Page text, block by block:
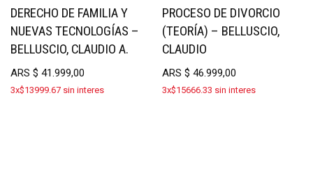
DERECHO DE FAMILIA Y
NUEVAS TECNOLOGÍAS –
BELLUSCIO, CLAUDIO A.
ARS $ 41.999,00
3x$13999.67 sin interes
PROCESO DE DIVORCIO
(TEORÍA) – BELLUSCIO,
CLAUDIO
ARS$ 46.999,00
3x$15666.33 sin interes